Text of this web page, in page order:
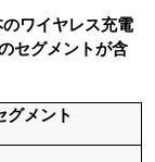
ワイヤレス充電
セグメントが含
グメント